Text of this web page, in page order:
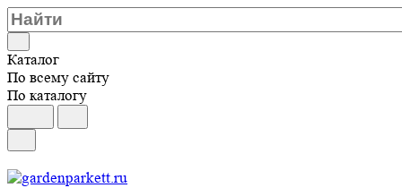
Каталог
По всему сайту
По каталогу